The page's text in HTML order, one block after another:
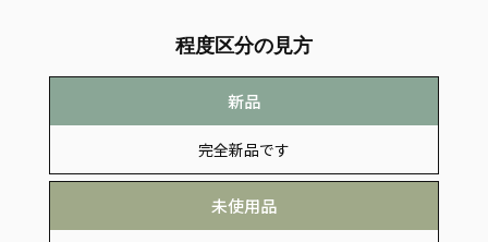
程度区分の見方
新品
完全新品です
未使用品